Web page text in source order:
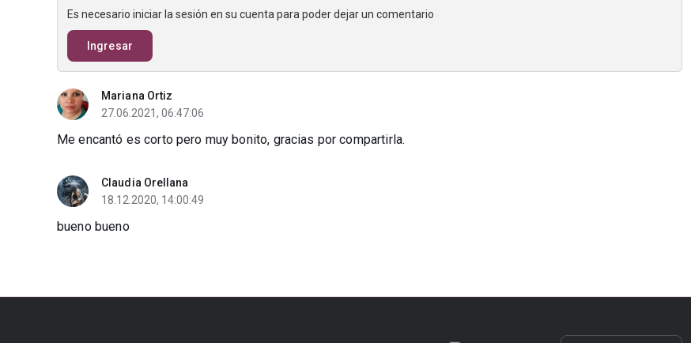
Es necesario iniciar la sesión en su cuenta para poder dejar un comentario
Ingresar
Mariana Ortiz
27.06.2021, 06:47:06
Me encantó es corto pero muy bonito, gracias por compartirla.
Claudia Orellana
18.12.2020, 14:00:49
bueno bueno